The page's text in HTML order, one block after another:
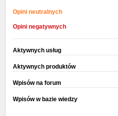
Opini neutralnych
Opini negatywnych
Aktywnych usług
Aktywnych produktów
Wpisów na forum
Wpisów w bazie wiedzy